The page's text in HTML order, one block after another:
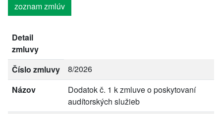
zoznam zmlúv
Detail
zmluvy
Číslo zmluvy
8/2026
Názov
Dodatok č. 1 k zmluve o poskytovaní
audítorských služieb